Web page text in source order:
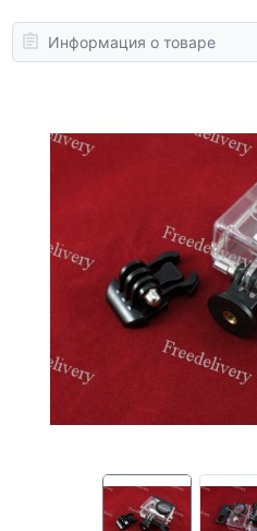
Информация о товаре